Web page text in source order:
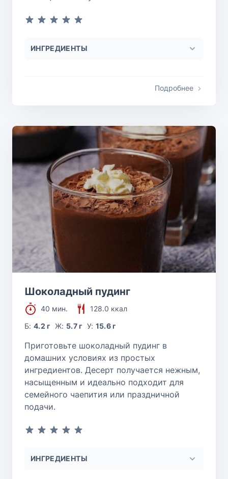
ИНГРЕДИЕНТЫ
Подробнее
Шоколадный пудинг
40 мин.
128.0 ккал
Б:4.2 г Ж: 5.7 г У: 15.6 г
Приготовьте шоколадный пудинг в
домашних условиях из простых
ингредиентов. Десерт получается нежным,
насыщенным и идеально подходит для
семейного чаепития или праздничной
подачи.
ИНГРЕДИЕНТЫ